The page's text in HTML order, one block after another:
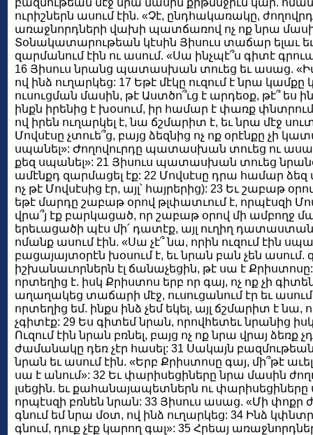
բազմութեան մէջ նրա մասին քրթմնջիւն կար.
ուրիշներն ասում էին. «Չէ, ընդհակառակը,
առաջնորդների վախի պատճառով ոչ ոք նրա
Տօնակատարութեան կէսին Յիսուս տաճար ելաւ եւ
զարմանում էին ու ասում. «Սա ինչպէ՞ս գիտէ
16 Յիսուս նրանց պատասխան տուեց եւ ասաց. «Իմ
ով ինձ ուղարկեց: 17 Եթէ մէկը ուզում է նրա
ուսուցման մասին, թէ Աստծո՞ւց է արդեօք, թէ՞ ես
ինքն իրենից է խօսում, իր համար է փառք
ով իրեն ուղարկել է, նա ճշմարիտ է, եւ նրա մէջ
Մովսէսը չտուե՞ց, բայց ձեզնից ոչ ոք օրէնքը չի
սպանել»: Ժողովուրդը պատասխան տուեց ու ասաց.
քեզ սպանել»: 21 Յիսուս պատասխան տուեց
ամէնքդ զարմացել էք: 22 Մովսէսը դրա համար ձեզ
ոչ թէ Մովսէսից էր, այլ՝ հայրերից): 23 Եւ շաբաթ
եթէ մարդը շաբաթ օրով թլփատւում է, որպէսզի
վրա՞յ էք բարկացած, որ շաբաթ օրով մի ամբողջ
երեւացածի պէս մի՛ դատէք, այլ ուղիղ
ոմանք ասում էին. «Սա չէ՞ նա, որին ուզում էին
բացայայտօրէն խօսում է, եւ նրան բան չեն ասում.
իշխանաւորներն էլ ճանաչեցին, թէ սա է
որտեղից է. իսկ Քրիստոս երբ որ գայ, ոչ ոք չի
աղաղակեց տաճարի մէջ, ուսուցանում էր եւ ասում.
որտեղից եմ. ինքս ինձ չեմ եկել, այլ ճշմարիտ է նա,
չգիտէք: 29 Ես գիտեմ նրան, որովհետեւ նրանից
Ուզում էին նրան բռնել, բայց ոչ ոք նրա վրայ ձեռք
ժամանակը դեռ չէր հասել: 31 Սակայն
նրան եւ ասում էին. «Երբ Քրիստոսը գայ, մի՞թէ
սա է անում»: 32 Եւ փարիսեցիները նրա մասին
լսեցին. եւ քահանայապետներն ու
որպէսզի բռնեն նրան: 33 Յիսուս ասաց. «Մի
գնում եմ նրա մօտ, ով ինձ ուղարկեց: 34 Ինձ
գնում, դուք չէք կարող գալ»: 35 Հրեայ